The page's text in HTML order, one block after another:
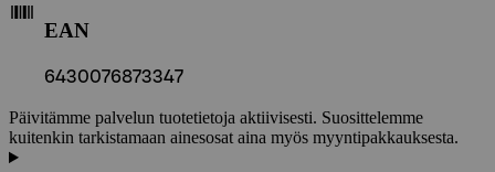
EAN
6430076873347
Päivitämme palvelun tuotetietoja aktiivisesti. Suosittelemme
kuitenkin tarkistamaan ainesosat aina myös myyntipakkauksesta.